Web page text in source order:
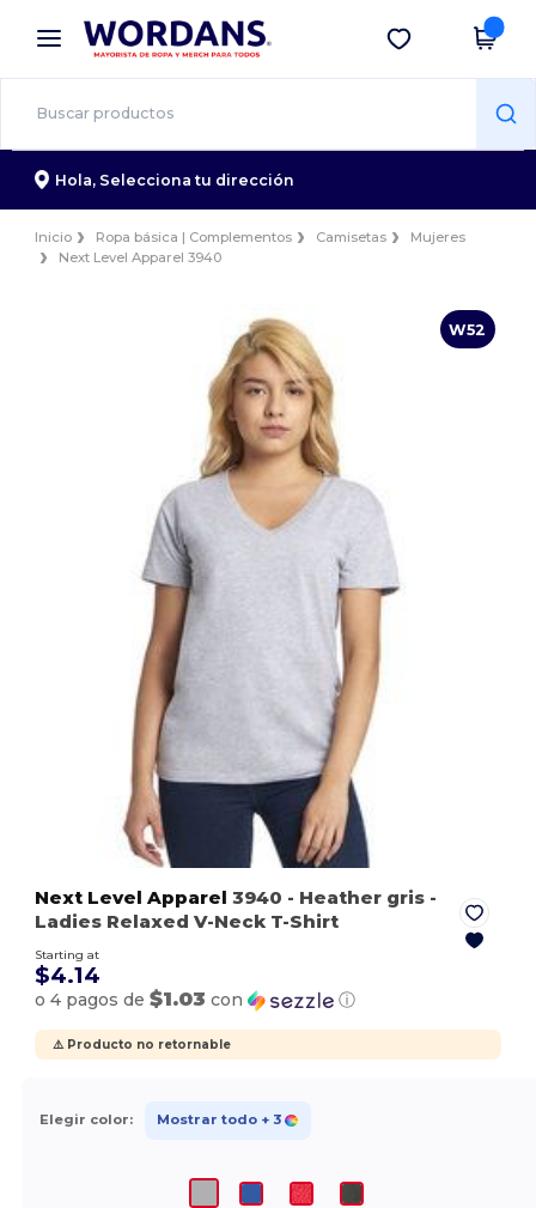
× App de Wordans
¡Mejores precios en app!
Descargar app
Hola, Selecciona tu dirección
Inicio Ropa básica | Complementos Camisetas
Mujeres
Next Level Apparel 3940
W52
Next Level Apparel 3940 - Heather gris -
Ladies Relaxed V-Neck T-Shirt
Starting at
$4.14
o 4 pagos de$1.03 con ⓘ
⚠️ Producto no retornable
Elegir color: Mostrar todo + 3